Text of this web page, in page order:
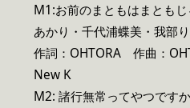
M1:お前のまともはまとも
あかり・千代浦蝶美・我部
作詞：OHTORA 作曲：
New K
M2: 諸行無常ってやつです